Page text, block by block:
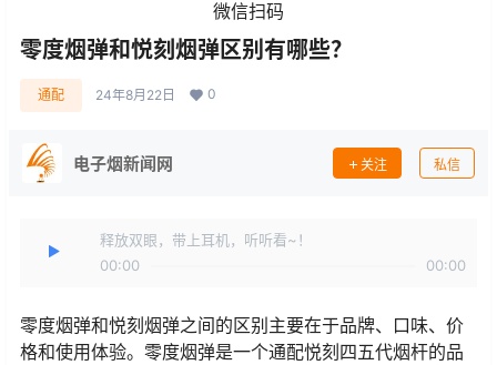
微信扫码
零度烟弹和悦刻烟弹区别有哪些？
通配 24年8月22日 0
电子烟新闻网 关注 私信
释放双眼，带上耳机，听听看~！
00:00
00:00
零度烟弹和悦刻烟弹之间的区别主要在于品牌、口味、价
格和使用体验。零度烟弹是一个通配悦刻四五代烟杆的品